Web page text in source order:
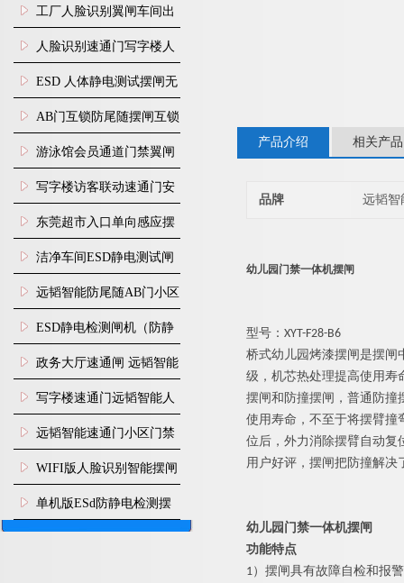
闸机双通道互锁防尾随闸
机
工厂人脸识别翼闸车间出
入口人行通道门禁
人脸识别速通门写字楼人
行通道闸门禁设备
ESD 人体静电测试摆闸无
尘车间防静电闸机
AB门互锁防尾随摆闸互锁
闸机
游泳馆会员通道门禁翼闸
写字楼访客联动速通门安
装
东莞超市入口单向感应摆
闸安装
洁净车间ESD静电测试闸
机
远韬智能防尾随AB门小区
门禁闸机安装
​ESD静电检测闸机（防静
电门禁通道系统）
政务大厅速通闸 远韬智能
防尾随静音速通门
写字楼速通门远韬智能人
脸识别快速通道闸
远韬智能速通门小区门禁
闸机食堂消费摆闸
WIFI版人脸识别智能摆闸
机
单机版ESd防静电检测摆
闸机
产品介绍 相关产品
品牌 远韬智
幼儿园门禁一体机摆闸
型号：XYT-F28-B6
桥式幼儿园烤漆摆闸是摆闸
级，机芯热处理提高使用寿
摆闸和防撞摆闸，普通防撞
使用寿命，不至于将摆臂撞
位后，外力消除摆臂自动复
用户好评，摆闸把防撞解决
幼儿园门禁一体机摆闸
功能特点
1） 摆闸具有故障自检和报